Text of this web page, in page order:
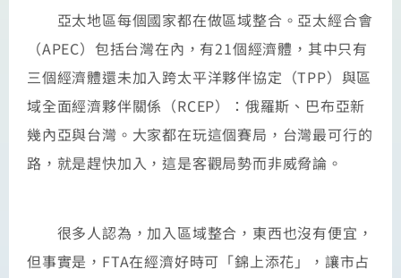
亞太地區每個國家都在做區域整合。亞太經合會
（APEC）包括台灣在內，有21個經濟體，其中只有
三個經濟體還未加入跨太平洋夥伴協定（TPP）與區
域全面經濟夥伴關係（RCEP）：俄羅斯、巴布亞新
幾內亞與台灣。大家都在玩這個賽局，台灣最可行的
路，就是趕快加入，這是客觀局勢而非威脅論。
很多人認為，加入區域整合，東西也沒有便宜，
但事實是，FTA在經濟好時可「錦上添花」，讓市占